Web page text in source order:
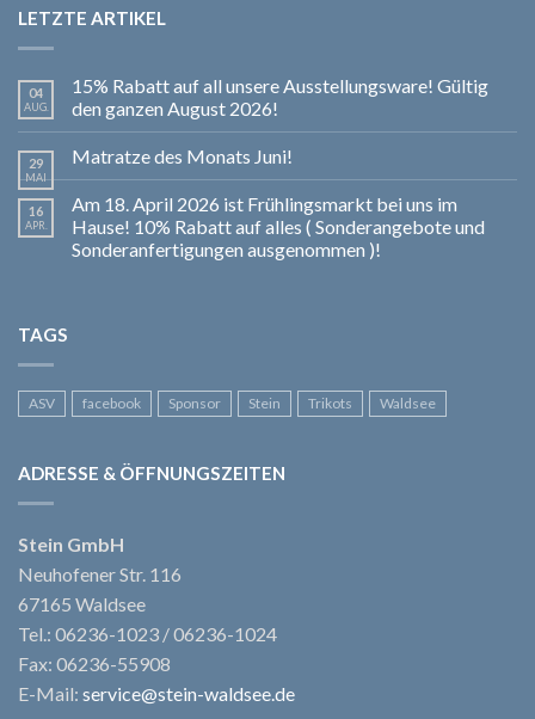
LETZTE ARTIKEL
04
AUG.
15% Rabatt auf all unsere Ausstellungsware! Gültig
den ganzen August 2026!
29
MAI
Matratze des Monats Juni!
16
APR.
Am 18. April 2026 ist Frühlingsmarkt bei uns im
Hause! 10% Rabatt auf alles ( Sonderangebote und
Sonderanfertigungen ausgenommen )!
TAGS
ASV facebook Sponsor Stein Trikots Waldsee
ADRESSE & ÖFFNUNGSZEITEN
Stein GmbH
Neuhofener Str. 116
67165 Waldsee
Tel.: 06236-1023 / 06236-1024
Fax: 06236-55908
E-Mail: service@stein-waldsee.de